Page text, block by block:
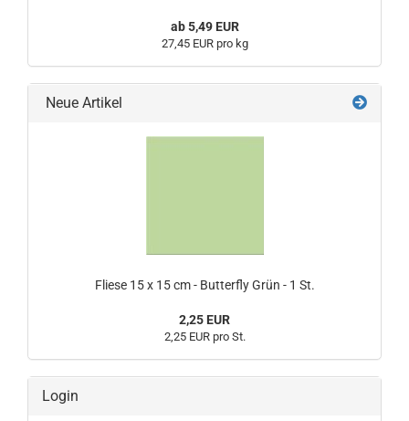
ab 5,49 EUR
27,45 EUR pro kg
Neue Artikel
Fliese 15 x 15 cm - Butterfly Grün - 1 St.
2,25 EUR
2,25 EUR pro St.
Login